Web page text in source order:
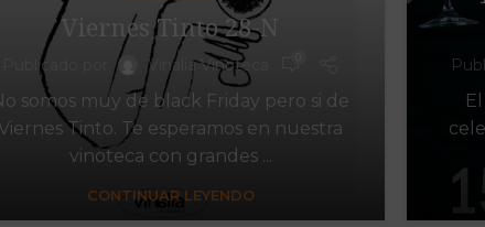
Viernes Tinto 28-N
Publicado por Vinalia Vinoteca
somos muy de black Friday pero si de
Tinto. Te esperamos en nuestra
vinoteca con grandes ...
CONTINUAR LEYENDO